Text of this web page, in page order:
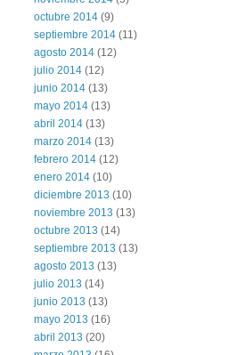
octubre 2014 (9)
septiembre 2014 (11)
agosto 2014 (12)
julio 2014 (12)
junio 2014 (13)
mayo 2014 (13)
abril 2014 (13)
marzo 2014 (13)
febrero 2014 (12)
enero 2014 (10)
diciembre 2013 (10)
noviembre 2013 (13)
octubre 2013 (14)
septiembre 2013 (13)
agosto 2013 (13)
julio 2013 (14)
junio 2013 (13)
mayo 2013 (16)
abril 2013 (20)